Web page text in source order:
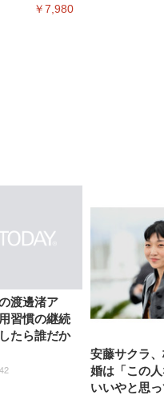
￥7,980
ェ
チェア 疲れない テレワーク
度ロッキング機能 人間工学 椅
子 腰サポート 90度跳ね上げ
式アームレスト 3Dヘッドレス
ト ハンガー付き 高反発クッシ
ョン PCチェア 通気性メッシ
ュ ゲーミング/勉強/事務用 お
しゃれ パソコンチェア (ブラ
ック)
￥7,680
￥49,979
ニ
沢
ス
イ
￥
ブ
ツ L 中型犬用 26枚入り 単品
￥1,800
渡邊渚ア
習慣の継続
たら誰だか
安藤サクラ
婚は「この
いいやと思っ